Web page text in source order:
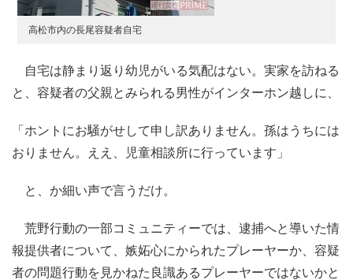
高松市内の長尾容疑者自宅
自宅は静まり返り幼児がいる気配はない。実家を訪ねる
と、容疑者の父親とみられる男性がインターホン越しに、
「ホントにお騒がせして申し訳ありません。孫はうちには
おりません。ええ、児童相談所に行っています」
と、か細い声で言うだけ。
荒野行動の一部コミュニティーでは、逮捕へと導いた情
報提供者について、嫉妬心にかられたプレーヤーか、容疑
者の問題行動を見かねた良識あるプレーヤーではないかと